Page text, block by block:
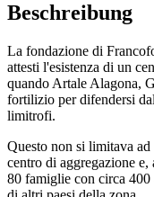
Beschreibung
La fondazione di
attesti l'esistenza di un
quando Artale Alagona,
fortilizio per difendersi
limitrofi.
Questo non si limitava
centro di aggregazione
80 famiglie con circa